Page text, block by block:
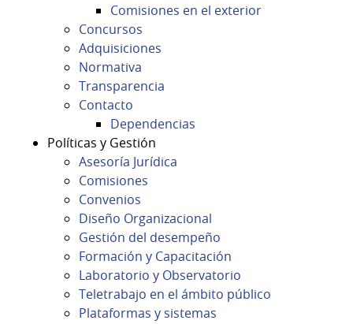
Comisiones en el exterior
Concursos
Adquisiciones
Normativa
Transparencia
Contacto
Dependencias
Políticas y Gestión
Asesoría Jurídica
Comisiones
Convenios
Diseño Organizacional
Gestión del desempeño
Formación y Capacitación
Laboratorio y Observatorio
Teletrabajo en el ámbito público
Plataformas y sistemas